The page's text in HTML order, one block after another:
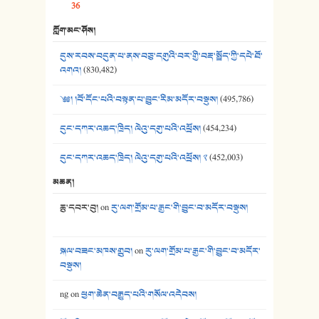
36
ཀློག་མང་ཤོས།
དུས་རབས་བདུན་པ་ནས་བཅུ་དགུའི་བར་གྱི་བརྡ་སྤྲོད་ཀྱི་དཔེ་ཐོ་
འགའ།(830,482)
༄༅། །བོ་དོང་པའི་བསྟན་པ་བྱུང་རིམ་མདོར་བསྡུས།(495,786)
དུང་དཀར་འཆད་ཁྲིད། ལེའུ་དགུ་པའི་འཕྲོས།(454,234)
དུང་དཀར་འཆད་ཁྲིད། ལེའུ་དགུ་པའི་འཕྲོས། ༢(452,003)
མཆན།
ཆུ་དབར་བུ།onརུ་ལག་གྲོམ་པ་རྒྱང་གི་བྱུང་བ་མདོར་བསྡུས།
སྐལ་བཟང་མཁས་གྲུབ།onརུ་ལག་གྲོམ་པ་རྒྱང་གི་བྱུང་བ་མདོར་
བསྡུས།
ngonཕྱག་ཆེན་བརྒྱུད་པའི་གསོལ་འདེབས།